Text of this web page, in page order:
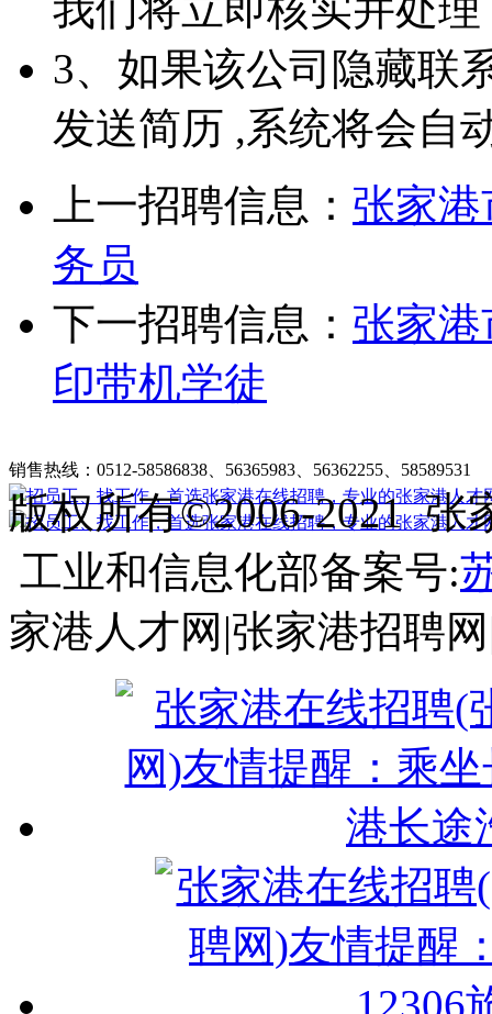
3、如果该公司隐藏联
发送简历 ,系统将会自
上一招聘信息： 张家
务员
下一招聘信息： 张家
印带机学徒
销售热线：0512-58586838、56365983、56362255、58589531
版权所有©2006-2021 张
工业和信息化部备案号:
家港人才网|张家港招聘